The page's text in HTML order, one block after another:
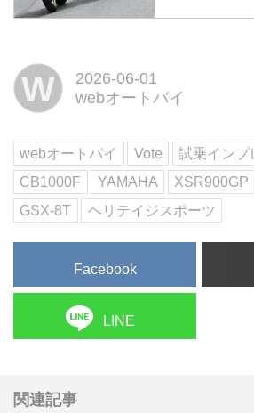
ック・総合
ジカルの変化
テランライダ
んな答を返し
か。太田安治
太田安治 写真
松...
W
2026-06-01
webオートバイ
webオートバイ Vote 試乗インプ
CB1000F
YAMAHA XSR900GP
GSX-8T
ヘリテイジスポーツ
Facebook
LINE
関連記事